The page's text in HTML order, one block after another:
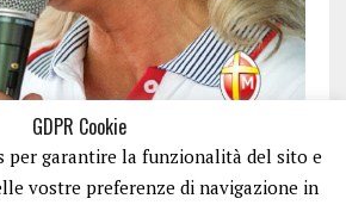
GDPR Cookie
per garantire la funzionalità del sito e
vostre preferenze di navigazione in